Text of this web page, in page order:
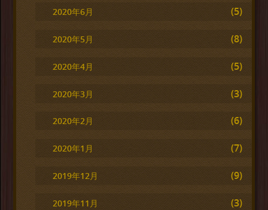
2020年6月 (5)
2020年5月 (8)
2020年4月 (5)
2020年3月 (3)
2020年2月 (6)
2020年1月 (7)
2019年12月 (9)
2019年11月 (3)